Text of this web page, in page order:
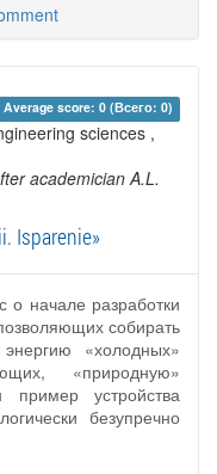
Average score: 0 (Всего: 0)
sciences ,
academician A.L.
Isparenie»
о начале разработки
собирать
«холодных»
«природную»
пример устройства
безупречно